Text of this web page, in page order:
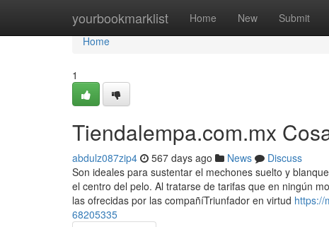
yourbookmarklist Home New Submit
Home
Home
1
Tiendalempa.com.mx
abdulz087zip4 567 days ago News
Discuss
Son ideales para sustentar el mechones suelto y
el centro del pelo. Al tratarse de tarifas que en ningún
las ofrecidas por las compañíTriunfador en virtud https://
68205335